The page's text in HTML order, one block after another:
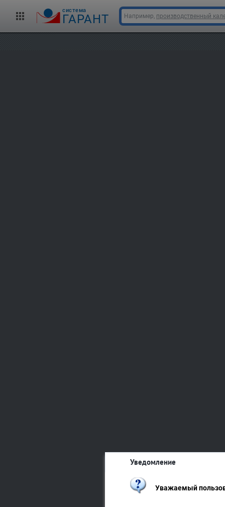
cистема
ГАРАНТ Например, производственный
Уведомление
Уважаемый